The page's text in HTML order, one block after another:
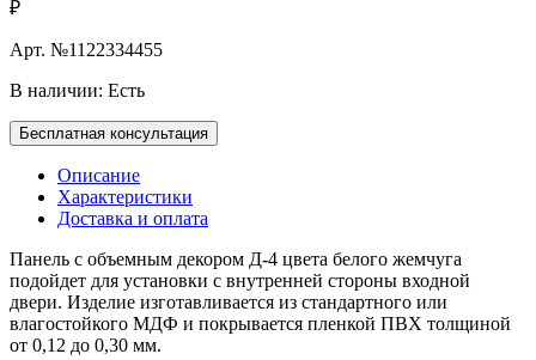
₽
Арт. №1122334455
В наличии: Есть
Бесплатная консультация
Описание
Характеристики
Доставка и оплата
Панель с объемным декором Д-4 цвета белого жемчуга
подойдет для установки с внутренней стороны входной
двери. Изделие изготавливается из стандартного или
влагостойкого МДФ и покрывается пленкой ПВХ толщиной
от 0,12 до 0,30 мм.